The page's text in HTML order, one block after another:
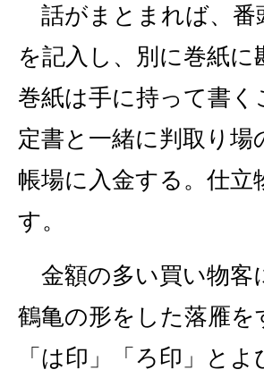
話がまとまれば、番
を記入し、別に巻紙
巻紙は手に持って書
定書と一緒に判取り
帳場に入金する。仕
す。
金額の多い買い物客
鶴亀の形をした落雁
「は印」「ろ印」と